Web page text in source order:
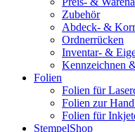
Zubehör
Abdeck- &
Ordnerrücken
Inventar- &
Kennzeichnen
Folien
Folien für
Folien zur
Folien für
StempelShop